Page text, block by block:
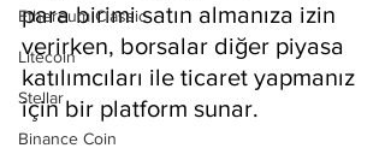
Ethereum Classic
Litecoin
Stellar
Binance Coin
para birimi satın almanıza izin
verirken, borsalar diğer piyasa
katılımcıları ile ticaret yapmanız
için bir platform sunar.